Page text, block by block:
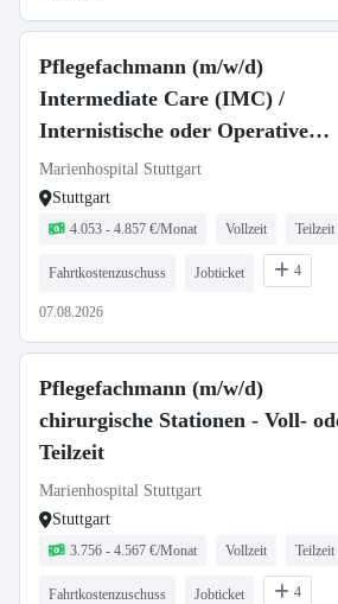
Pflegefachmann (m/w/d)
Intermediate Care (IMC) /
Internistische oder Operative
Intensivstation - Voll- oder
Marienhospital Stuttgart
Stuttgart
4.053 - 4.857 €/Monat Vollzeit Teilzeit
Fahrtkostenzuschuss Jobticket 4
07.08.2026
Pflegefachmann (m/w/d)
chirurgische Stationen - Voll-
Teilzeit
Marienhospital Stuttgart
Stuttgart
3.756 - 4.567 €/Monat Vollzeit Teilzeit
Fahrtkostenzuschuss Jobticket 4